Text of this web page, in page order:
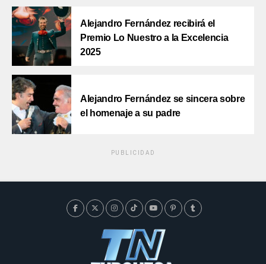
Alejandro Fernández recibirá el
Premio Lo Nuestro a la Excelencia
2025
Alejandro Fernández se sincera sobre
el homenaje a su padre
PUBLICIDAD